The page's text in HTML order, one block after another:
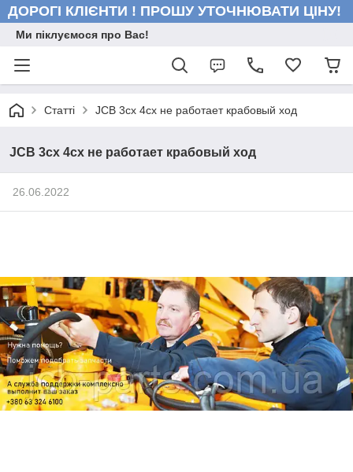
ДОРОГІ КЛІЄНТИ ! ПРОШУ УТОЧНЮВАТИ ЦІНУ!
Ми піклуємося про Вас!
Статті JCB 3cx 4cx не работает крабовый ход
JCB 3cx 4cx не работает крабовый ход
26.06.2022